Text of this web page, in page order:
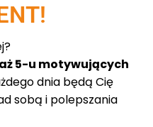
5-u motywujących
dnia będą Cię
sobą i polepszania